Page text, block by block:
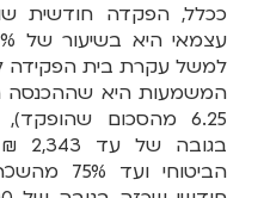
ככלל, הפקדה חודשית
6.25 מהסכום
הביטוחי